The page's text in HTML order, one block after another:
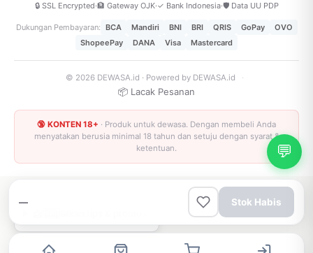
— Stok Habis
💬
🔒 SSL Encrypted·🏦 Gateway OJK·✓ Bank Indonesia·🛡️ Data UU PDP
Dukungan Pembayaran: BCA Mandiri BNI BRI QRIS GoPay
OVO
ShopeePay
DANA Visa Mastercard
© 2026 DEWASA.id · Powered by DEWASA.id ·
📦 Lacak Pesanan
🔞 KONTEN 18+ · Produk untuk dewasa. Dengan membeli Anda
menyatakan berusia minimal 18 tahun dan setuju dengan syarat &
ketentuan.